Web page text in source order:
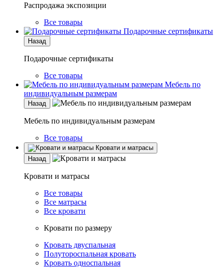
Распродажа экспозиции
Все товары
Подарочные сертификаты
Назад
Подарочные сертификаты
Все товары
Мебель по
индивидуальным размерам
Назад
Мебель по индивидуальным размерам
Все товары
Кровати и матрасы
Назад
Кровати и матрасы
Все товары
Все матрасы
Все кровати
Кровати по размеру
Кровать двуспальная
Полутороспальная кровать
Кровать односпальная